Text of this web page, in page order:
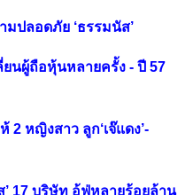
ปลอดภัย ‘ธรรมนัส’
ยนผู้ถือหุ้นหลายครั้ง - ปี 57
2 หญิงสาว ลูก‘เจ๊แดง’-
17 บริษัท อู้ฟู่หลายร้อยล้าน